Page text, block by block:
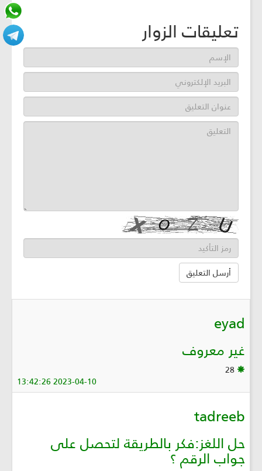
تعليقات الزوار
eyad
غير معروف
2023-04-10 13:42:26
tadreeb
حل اللغز:فكر بالطريقة لتحصل على
جواب الرقم ؟